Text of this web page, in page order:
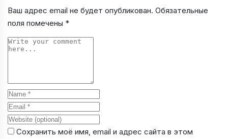
Ваш адрес email не будет опубликован. Обязательные
поля помечены *
Comment
Name
Email
Website
Сохранить моё имя, email и адрес сайта в этом